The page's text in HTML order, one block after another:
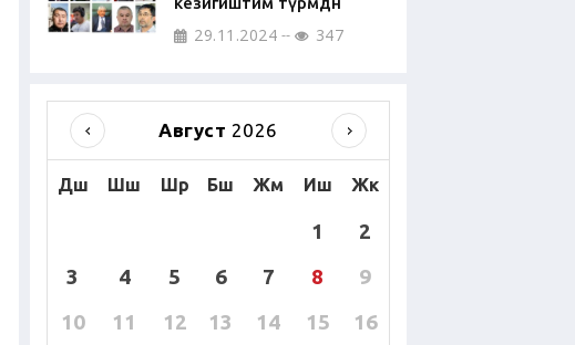
29.11.2024 347
Август 2026
Дш Шш Шр Бш Жм Иш Жк
1
2
3
4 5 6 7 8
9
10
11 12 13 14 15
16